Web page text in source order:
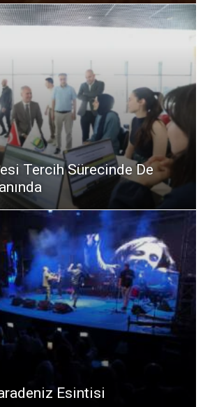
Tercih Sürecinde De
Esintisi